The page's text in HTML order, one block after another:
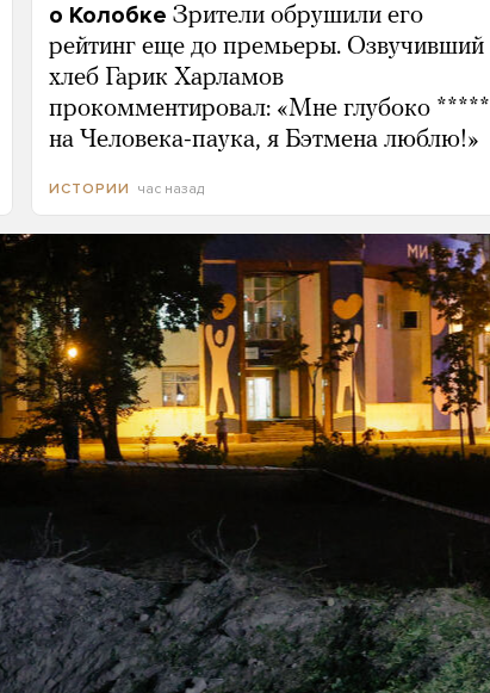
о Колобке Зрители обрушили его
рейтинг еще до премьеры. Озвучивший
хлеб Гарик Харламов
прокомментировал: «Мне глубоко *****
на Человека-паука, я Бэтмена люблю!»
ИСТОРИИ час назад